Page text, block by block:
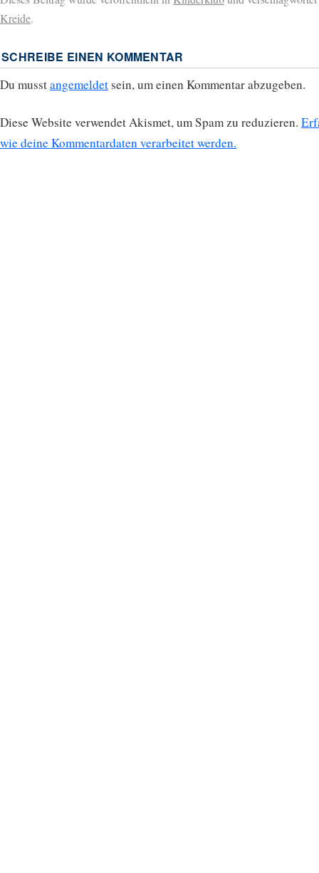
Kreide.
SCHREIBE EINEN KOMMENTAR
Du musstangemeldet sein, um einen Kommentar abzugeben.
Diese Website verwendet Akismet, um Spam zu reduzieren.
wie deine Kommentardaten verarbeitet werden.